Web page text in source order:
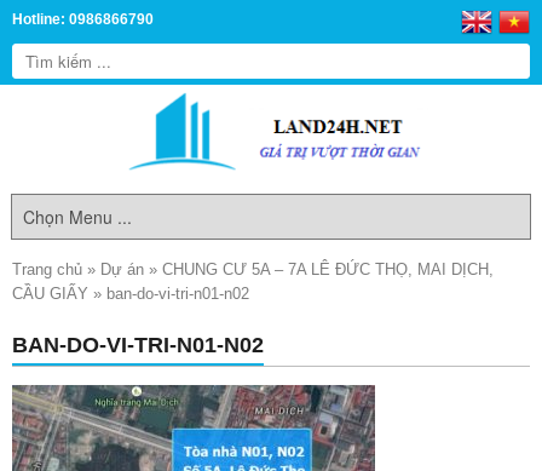
Hotline: 0986866790
Trang chủ » Dự án » CHUNG CƯ 5A – 7A LÊ ĐỨC THỌ, MAI DỊCH,
CẦU GIẤY » ban-do-vi-tri-n01-n02
BAN-DO-VI-TRI-N01-N02